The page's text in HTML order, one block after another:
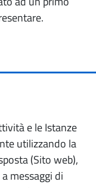
e le Istanze
utilizzando la
(Sito web),
messaggi di